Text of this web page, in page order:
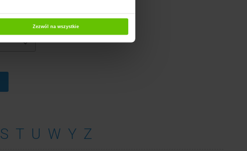
Zezwól na wszystkie
S T U W Y Z